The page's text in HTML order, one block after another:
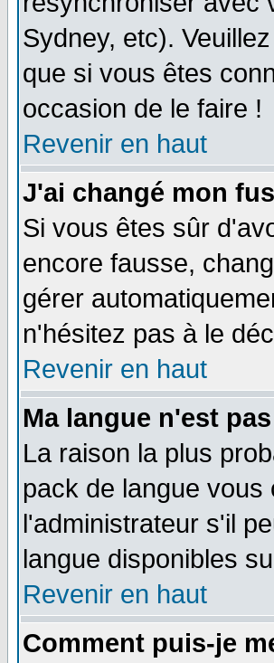
Sydney, etc).
que si vous êtes
occasion de le faire !
Revenir en haut
J'ai changé mon
Si vous êtes sûr
encore fausse,
gérer
n'hésitez pas à le
Revenir en haut
Ma langue n'est
La raison la plus
pack de langue
l'administrateur s'il
langue disponibles
Revenir en haut
Comment puis-je